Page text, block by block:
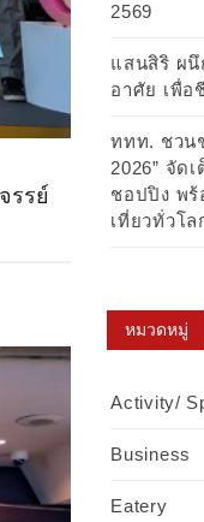
รรย์
2569
แสนสิริ ผนึ
อาศัย เพื่อ
ททท. ชวน
2026” จัด
ชอปปิง พ
เที่ยวทั่วโล
หมวดหมู่
Activity/
Business
Eatery